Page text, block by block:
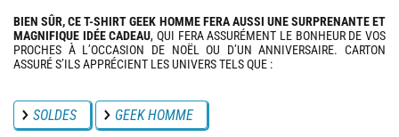
BIEN SÛR, CE T-SHIRT GEEK HOMME FERA AUSSI UNE SURPRENANTE ET
MAGNIFIQUE IDÉE CADEAU, QUI FERA ASSURÉMENT LE BONHEUR DE VOS
PROCHES À L’OCCASION DE NOËL OU D’UN ANNIVERSAIRE. CARTON
ASSURÉ S’ILS APPRÉCIENT LES UNIVERS TELS QUE :
SOLDES GEEK HOMME